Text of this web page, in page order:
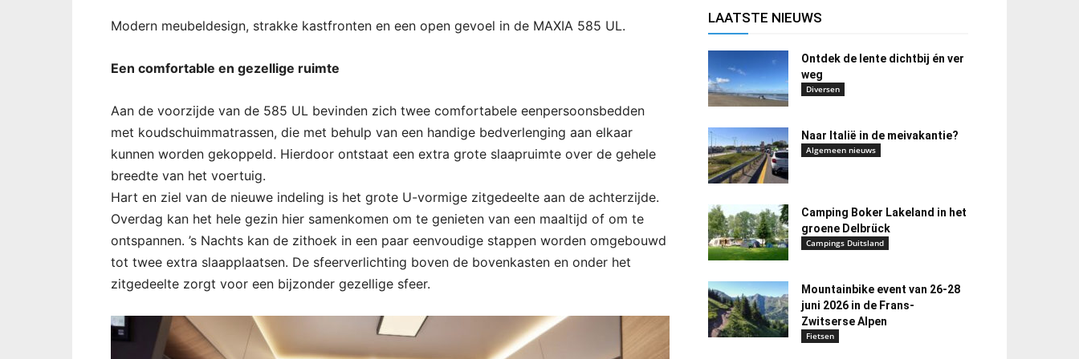
Modern meubeldesign, strakke kastfronten en een open gevoel in de MAXIA 585 UL.
Een comfortable en gezellige ruimte
Aan de voorzijde van de 585 UL bevinden zich twee comfortabele eenpersoonsbedden
met koudschuimmatrassen, die met behulp van een handige bedverlenging aan elkaar
kunnen worden gekoppeld. Hierdoor ontstaat een extra grote slaapruimte over de gehele
breedte van het voertuig.
Hart en ziel van de nieuwe indeling is het grote U-vormige zitgedeelte aan de achterzijde.
Overdag kan het hele gezin hier samenkomen om te genieten van een maaltijd of om te
ontspannen. ’s Nachts kan de zithoek in een paar eenvoudige stappen worden omgebouwd
tot twee extra slaapplaatsen. De sfeerverlichting boven de bovenkasten en onder het
zitgedeelte zorgt voor een bijzonder gezellige sfeer.
LAATSTE NIEUWS
Ontdek de lente dichtbij én ver
weg
Diversen
Naar Italië in de meivakantie?
Algemeen nieuws
Camping Boker Lakeland in het
groene Delbrück
Campings Duitsland
Mountainbike event van 26-28
juni 2026 in de Frans-
Zwitserse Alpen
Fietsen